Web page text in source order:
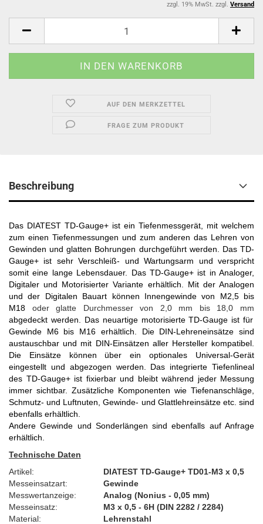
zzgl. 19% MwSt. zzgl. Versand
AUF DEN MERKZETTEL
FRAGE ZUM PRODUKT
Beschreibung
Das DIATEST TD-Gauge+ ist ein Tiefenmessgerät, mit welchem
zum einen Tiefenmessungen und zum anderen das Lehren von
Gewinden und glatten Bohrungen durchgeführt werden. Das TD-
Gauge+ ist sehr Verschleiß- und Wartungsarm und verspricht
somit eine lange Lebensdauer. Das TD-Gauge+ ist in Analoger,
Digitaler und Motorisierter Variante erhältlich. Mit der Analogen
und der Digitalen Bauart können Innengewinde von M2,5 bis
M18 oder glatte Durchmesser von 2,0 mm bis 18,0 mm
abgedeckt werden. Das neuartige motorisierte TD-Gauge ist für
Gewinde M6 bis M16 erhältlich. Die DIN-Lehreneinsätze sind
austauschbar und mit DIN-Einsätzen aller Hersteller kompatibel.
Die Einsätze können über ein optionales Universal-Gerät
eingestellt und abgezogen werden. Das integrierte Tiefenlineal
des TD-Gauge+ ist fixierbar und bleibt während jeder Messung
immer sichtbar. Zusätzliche Komponenten wie Tiefenanschläge,
Schmutz- und Luftnuten, Gewinde- und Glattlehreinsätze etc. sind
ebenfalls erhältlich.
Andere Gewinde und Sonderlängen sind ebenfalls auf Anfrage
erhältlich.
Technische Daten
Artikel:
DIATEST TD-Gauge+ TD01-M3 x 0,5
Messeinsatzart:
Gewinde
Messwertanzeige:
Analog (Nonius - 0,05 mm)
Messeinsatz:
M3 x 0,5 - 6H (DIN 2282 / 2284)
Material:
Lehrenstahl